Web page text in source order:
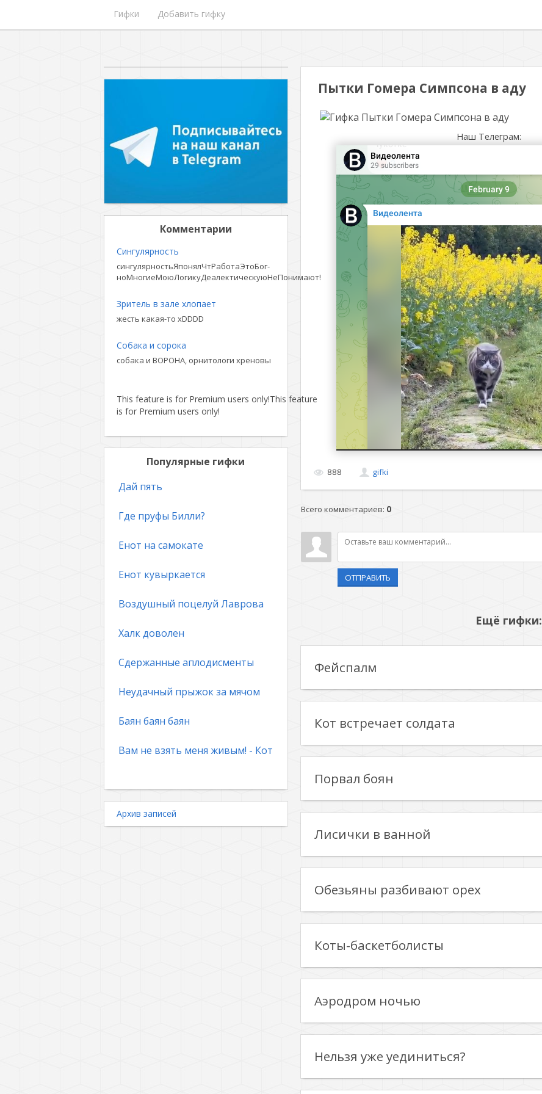
Гифки Добавить гифку
Пытки Гомера Симпсона в аду
Наш Телеграм:
888 gifki
Всего комментариев: 0
ОТПРАВИТЬ
Ещё гифки:
Фейспалм
Кот встречает солдата
Порвал боян
Лисички в ванной
Обезьяны разбивают орех
Коты-баскетболисты
Аэродром ночью
Нельзя уже уединиться?
Комментарии
Сингулярность
сингулярностьЯпонялЧтРаботаЭтоБог-
ноМногиеМоюЛогикуДеалектическуюНеПонимают!
Зритель в зале хлопает
жесть какая-то xDDDD
Собака и сорока
собака и ВОРОНА, орнитологи хреновы
This feature is for Premium users only!This feature
is for Premium users only!
Популярные гифки
Дай пять
Где пруфы Билли?
Енот на самокате
Енот кувыркается
Воздушный поцелуй Лаврова
Халк доволен
Сдержанные аплодисменты
Неудачный прыжок за мячом
Баян баян баян
Вам не взять меня живым! - Кот
Архив записей